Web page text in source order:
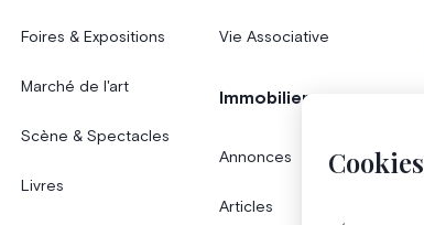
Cookies
Foires & Expositions
Marché de l'art
Scène & Spectacles
Livres
Vie Associative
Immobilier
Annonces
Articles